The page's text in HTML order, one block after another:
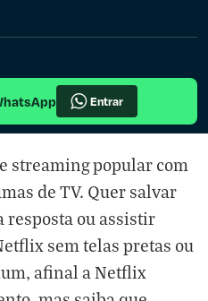
Entrar
streaming popular com
de TV. Quer salvar
resposta ou assistir
sem telas pretas ou
afinal a Netflix